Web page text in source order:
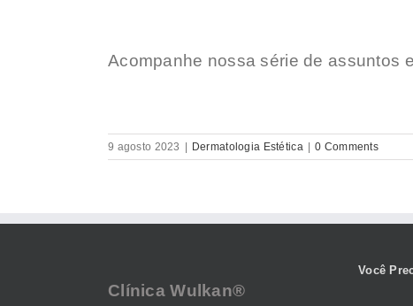
Acompanhe nossa série de assuntos
9 agosto 2023 Dermatologia Estética 0 Comments
Clínica Wulkan®
Você